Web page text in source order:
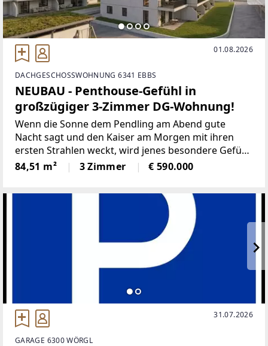
01.08.2026
DACHGESCHOSSWOHNUNG 6341 EBBS
NEUBAU - Penthouse-Gefühl in
großzügiger 3-Zimmer DG-Wohnung!
Wenn die Sonne dem Pendling am Abend gute
Nacht sagt und den Kaiser am Morgen mit ihren
ersten Strahlen weckt, wird jenes besondere Gefühl
spürbar, das aus einem Wohnort ein Zuhause
macht. Die Berge prägen hier nicht nur das
84,51 m² 3 Zimmer € 590.000
31.07.2026
GARAGE 6300 WÖRGL